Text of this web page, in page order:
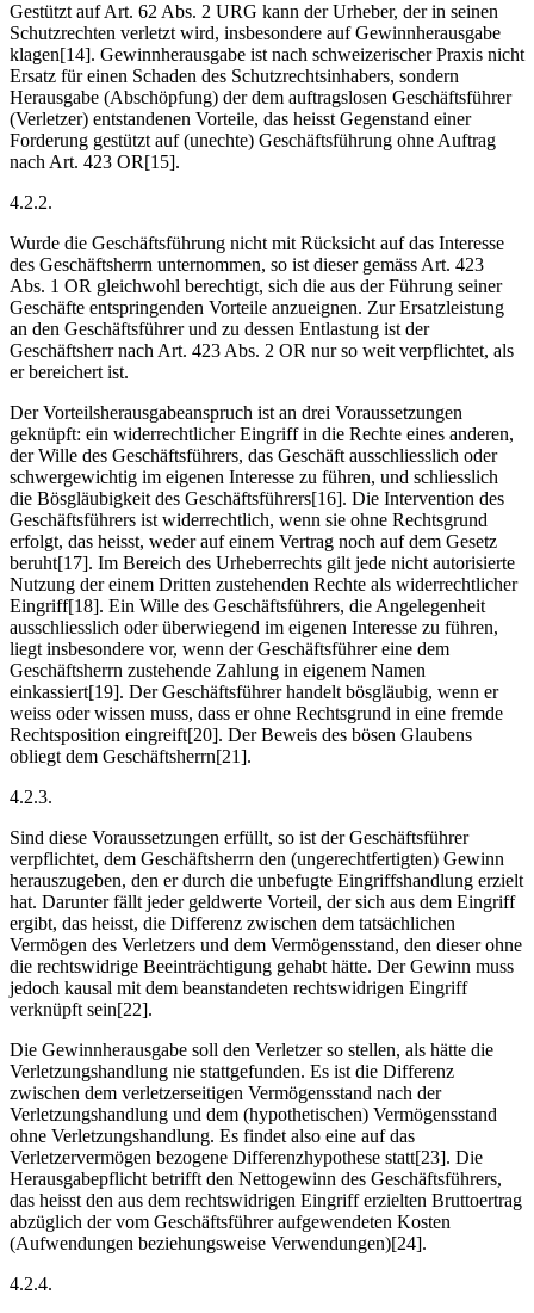
Gestützt auf Art. 62 Abs. 2 URG kann der Urheber, der in seinen
Schutzrechten verletzt wird, insbesondere auf Gewinnherausgabe
klagen[14]. Gewinnherausgabe ist nach schweizerischer Praxis nicht
Ersatz für einen Schaden des Schutzrechtsinhabers, sondern
Herausgabe (Abschöpfung) der dem auftragslosen Geschäftsführer
(Verletzer) entstandenen Vorteile, das heisst Gegenstand einer
Forderung gestützt auf (unechte) Geschäftsführung ohne Auftrag
nach Art. 423 OR[15].
4.2.2.
Wurde die Geschäftsführung nicht mit Rücksicht auf das Interesse
des Geschäftsherrn unternommen, so ist dieser gemäss Art. 423
Abs. 1 OR gleichwohl berechtigt, sich die aus der Führung seiner
Geschäfte entspringenden Vorteile anzueignen. Zur Ersatzleistung
an den Geschäftsführer und zu dessen Entlastung ist der
Geschäftsherr nach Art. 423 Abs. 2 OR nur so weit verpflichtet, als
er bereichert ist.
Der Vorteilsherausgabeanspruch ist an drei Voraussetzungen
geknüpft: ein widerrechtlicher Eingriff in die Rechte eines anderen,
der Wille des Geschäftsführers, das Geschäft ausschliesslich oder
schwergewichtig im eigenen Interesse zu führen, und schliesslich
die Bösgläubigkeit des Geschäftsführers[16]. Die Intervention des
Geschäftsführers ist widerrechtlich, wenn sie ohne Rechtsgrund
erfolgt, das heisst, weder auf einem Vertrag noch auf dem Gesetz
beruht[17]. Im Bereich des Urheberrechts gilt jede nicht autorisierte
Nutzung der einem Dritten zustehenden Rechte als widerrechtlicher
Eingriff[18]. Ein Wille des Geschäftsführers, die Angelegenheit
ausschliesslich oder überwiegend im eigenen Interesse zu führen,
liegt insbesondere vor, wenn der Geschäftsführer eine dem
Geschäftsherrn zustehende Zahlung in eigenem Namen
einkassiert[19]. Der Geschäftsführer handelt bösgläubig, wenn er
weiss oder wissen muss, dass er ohne Rechtsgrund in eine fremde
Rechtsposition eingreift[20]. Der Beweis des bösen Glaubens
obliegt dem Geschäftsherrn[21].
4.2.3.
Sind diese Voraussetzungen erfüllt, so ist der Geschäftsführer
verpflichtet, dem Geschäftsherrn den (ungerechtfertigten) Gewinn
herauszugeben, den er durch die unbefugte Eingriffshandlung erzielt
hat. Darunter fällt jeder geldwerte Vorteil, der sich aus dem Eingriff
ergibt, das heisst, die Differenz zwischen dem tatsächlichen
Vermögen des Verletzers und dem Vermögensstand, den dieser ohne
die rechtswidrige Beeinträchtigung gehabt hätte. Der Gewinn muss
jedoch kausal mit dem beanstandeten rechtswidrigen Eingriff
verknüpft sein[22].
Die Gewinnherausgabe soll den Verletzer so stellen, als hätte die
Verletzungshandlung nie stattgefunden. Es ist die Differenz
zwischen dem verletzerseitigen Vermögensstand nach der
Verletzungshandlung und dem (hypothetischen) Vermögensstand
ohne Verletzungshandlung. Es findet also eine auf das
Verletzervermögen bezogene Differenzhypothese statt[23]. Die
Herausgabepflicht betrifft den Nettogewinn des Geschäftsführers,
das heisst den aus dem rechtswidrigen Eingriff erzielten Bruttoertrag
abzüglich der vom Geschäftsführer aufgewendeten Kosten
(Aufwendungen beziehungsweise Verwendungen)[24].
4.2.4.